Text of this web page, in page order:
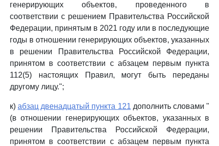
генерирующих объектов, проведенного в
соответствии с решением Правительства Российской
Федерации, принятым в 2021 году или в последующие
годы в отношении генерирующих объектов, указанных
в решении Правительства Российской Федерации,
принятом в соответствии с абзацем первым пункта
112(5) настоящих Правил, могут быть переданы
другому лицу.";
к)абзац двенадцатый пункта 121 дополнить словами "
(в отношении генерирующих объектов, указанных в
решении Правительства Российской Федерации,
принятом в соответствии с абзацем первым пункта